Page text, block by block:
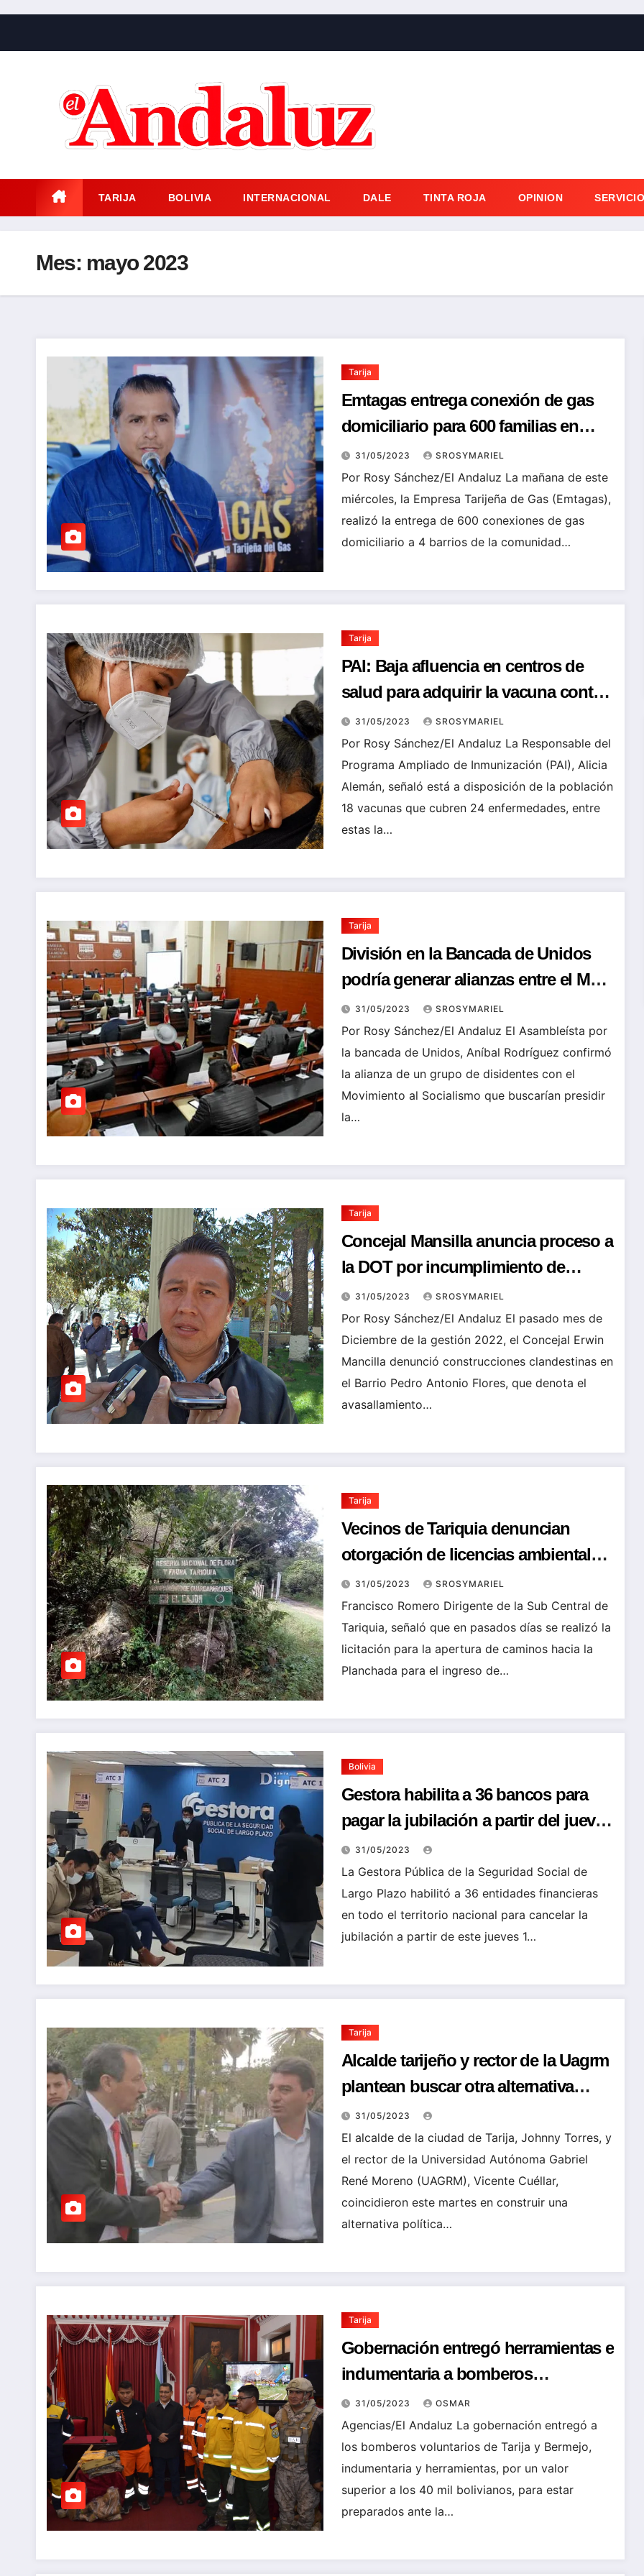
contenido
TARIJA BOLIVIA INTERNACIONAL DALE TINTA ROJA OPINION
Mes: mayo 2023
Tarija
Emtagas entrega conexión de gas
domiciliario para 600 familias en
Obrajes
31/05/2023 SROSYMARIEL
Por Rosy Sánchez/El Andaluz La mañana de este
miércoles, la Empresa Tarijeña de Gas (Emtagas),
realizó la entrega de 600 conexiones de gas
domiciliario a 4 barrios de la comunidad…
Tarija
PAI: Baja afluencia en centros de
salud para adquirir la vacuna contra
la influenza
31/05/2023 SROSYMARIEL
Por Rosy Sánchez/El Andaluz La Responsable del
Programa Ampliado de Inmunización (PAI), Alicia
Alemán, señaló está a disposición de la población
18 vacunas que cubren 24 enfermedades, entre
estas la…
Tarija
División en la Bancada de Unidos
podría generar alianzas entre el MAS
y disidentes
31/05/2023 SROSYMARIEL
Por Rosy Sánchez/El Andaluz El Asambleísta por
la bancada de Unidos, Aníbal Rodríguez confirmó
la alianza de un grupo de disidentes con el
Movimiento al Socialismo que buscarían presidir
la…
Tarija
Concejal Mansilla anuncia proceso a
la DOT por incumplimiento de
deberes
31/05/2023 SROSYMARIEL
Por Rosy Sánchez/El Andaluz El pasado mes de
Diciembre de la gestión 2022, el Concejal Erwin
Mancilla denunció construcciones clandestinas en
el Barrio Pedro Antonio Flores, que denota el
avasallamiento…
Tarija
Vecinos de Tariquia denuncian
otorgación de licencias ambientales
para ingresar a la reserva
31/05/2023 SROSYMARIEL
Francisco Romero Dirigente de la Sub Central de
Tariquia, señaló que en pasados días se realizó la
licitación para la apertura de caminos hacia la
Planchada para el ingreso de…
Bolivia
Gestora habilita a 36 bancos para
pagar la jubilación a partir del jueves
1 de junio
31/05/2023
La Gestora Pública de la Seguridad Social de
Largo Plazo habilitó a 36 entidades financieras
en todo el territorio nacional para cancelar la
jubilación a partir de este jueves 1…
Tarija
Alcalde tarijeño y rector de la Uagrm
plantean buscar otra alternativa
política para superar la crisis en
Bolivia
31/05/2023
El alcalde de la ciudad de Tarija, Johnny Torres, y
el rector de la Universidad Autónoma Gabriel
René Moreno (UAGRM), Vicente Cuéllar,
coincidieron este martes en construir una
alternativa política…
Tarija
Gobernación entregó herramientas e
indumentaria a bomberos
voluntarios por valor de Bs 40 mil
31/05/2023 OSMAR
Agencias/El Andaluz La gobernación entregó a
los bomberos voluntarios de Tarija y Bermejo,
indumentaria y herramientas, por un valor
superior a los 40 mil bolivianos, para estar
preparados ante la…